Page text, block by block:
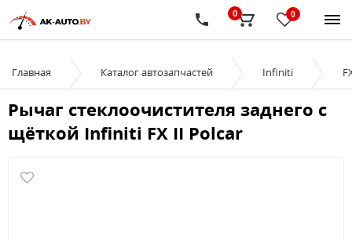
0
0
Главная Каталог автозапчастей Infiniti
Рычаг стеклоочистителя заднего с
щёткой Infiniti FX II Polcar